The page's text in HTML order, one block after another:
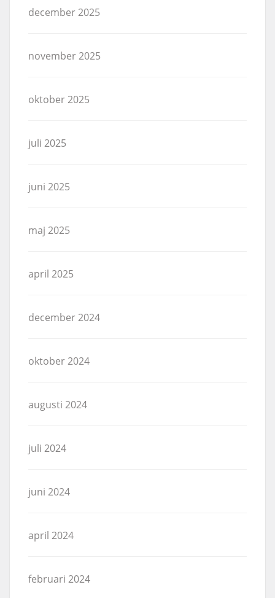
december 2025
november 2025
oktober 2025
juli 2025
juni 2025
maj 2025
april 2025
december 2024
oktober 2024
augusti 2024
juli 2024
juni 2024
april 2024
februari 2024